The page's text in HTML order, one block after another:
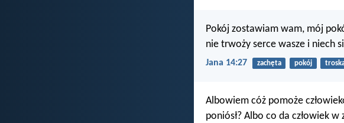
Pokój zostawiam wam, mój
nie trwoży serce wasze i niech
Jana 14:27 zachęta pokój
Albowiem cóż pomoże
poniósł? Albo co da człowiek